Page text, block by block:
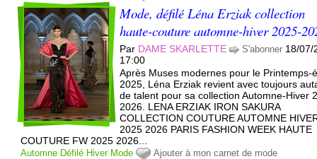
Mode, défilé Léna Erziak collection
haute-couture automne-hiver 2025-
Par DAME SKARLETTE S'abonner 18/07/
17:00
Après Muses modernes pour le Printemps-
2025, Léna Erziak revient avec toujours
de talent pour sa collection Automne-Hiver
2026. LENA ERZIAK IRON SAKURA
COLLECTION COUTURE AUTOMNE
2025 2026 PARIS FASHION WEEK HAUTE
COUTURE FW 2025 2026...
Automne Défilé Hiver Mode Ajouter à mon carnet de mode